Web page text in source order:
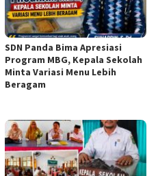
SDN Panda Bima Apresiasi
Program MBG, Kepala Sekolah
Minta Variasi Menu Lebih
Beragam